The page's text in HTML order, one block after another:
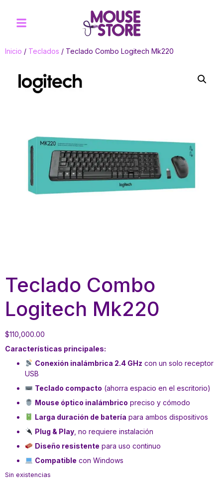
Inicio / Teclados / Teclado Combo Logitech Mk220
Teclado Combo
Logitech Mk220
$110,000.00
Características principales:
Conexión inalámbrica 2.4 GHz con un solo receptor
USB
Teclado compacto (ahorra espacio en el escritorio)
Mouse óptico inalámbrico preciso y cómodo
Larga duración de batería para ambos dispositivos
Plug & Play, no requiere instalación
Diseño resistente para uso continuo
Compatible con Windows
Sin existencias